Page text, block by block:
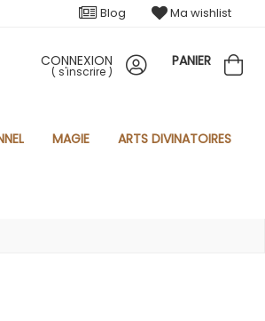
CONNEXION
( s'inscrire )
PANIER
MAGIE ARTS DIVINATOIRES
Blog Ma wishlist